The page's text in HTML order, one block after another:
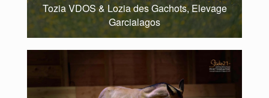
Tozia VDOS & Lozia des Gachots, Elevage
Garcialagos